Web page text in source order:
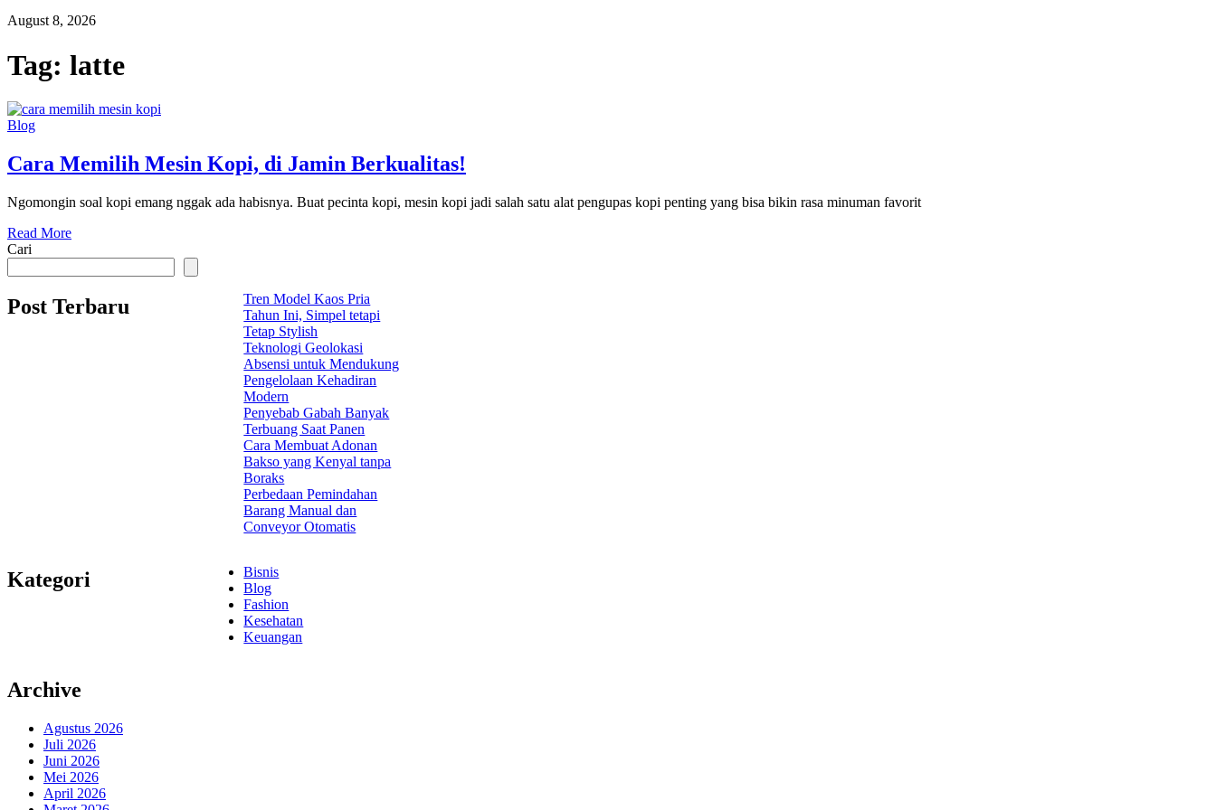
August 8, 2026
Tag: latte
Blog
Cara Memilih Mesin Kopi, di Jamin Berkualitas!
Ngomongin soal kopi emang nggak ada habisnya. Buat pecinta kopi, mesin kopi jadi salah satu alat pengupas kopi penting yang bisa bikin rasa minuman favorit
Read More
Cari
Post Terbaru
Tren Model Kaos Pria
Tahun Ini, Simpel tetapi
Tetap Stylish
Teknologi Geolokasi
Absensi untuk Mendukung
Pengelolaan Kehadiran
Modern
Penyebab Gabah Banyak
Terbuang Saat Panen
Cara Membuat Adonan
Bakso yang Kenyal tanpa
Boraks
Perbedaan Pemindahan
Barang Manual dan
Conveyor Otomatis
Kategori
Bisnis
Blog
Fashion
Kesehatan
Keuangan
Archive
Agustus 2026
Juli 2026
Juni 2026
Mei 2026
April 2026